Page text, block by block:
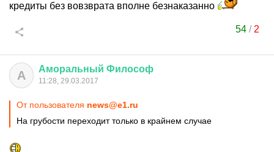
кредиты без вовзврата вполне безнаказанно
54 / 2
А Аморальный Философ
11:28, 29.03.2017
От пользователя news@e1.ru
На грубости переходит только в крайнем случае